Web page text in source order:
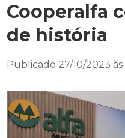
Cooperalfa
de história
Publicado 27/10/2023 às